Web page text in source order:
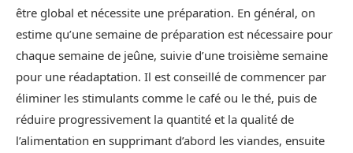
être global et nécessite une préparation. En général, on
estime qu’une semaine de préparation est nécessaire pour
chaque semaine de jeûne, suivie d’une troisième semaine
pour une réadaptation. Il est conseillé de commencer par
éliminer les stimulants comme le café ou le thé, puis de
réduire progressivement la quantité et la qualité de
l’alimentation en supprimant d’abord les viandes, ensuite